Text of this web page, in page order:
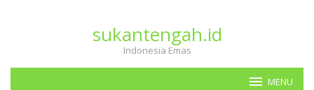
sukantengah.id
Indonesia Emas
MENU